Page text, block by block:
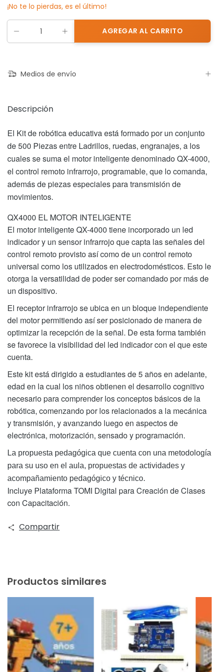
¡No te lo pierdas, es el último!
Medios de envío
Descripción
El Kit de robótica educativa está formado por un conjunto
de 500 Piezas entre Ladrillos, ruedas, engranajes, a los
cuales se suma el motor inteligente denominado QX-4000,
el control remoto infrarrojo, programable, que lo comanda,
además de piezas especiales para transmisión de
movimientos.
QX4000 EL MOTOR INTELIGENTE
El motor inteligente QX-4000 tiene incorporado un led
indicador y un sensor infrarrojo que capta las señales del
control remoto provisto así como de un control remoto
universal como los utilizados en electrodomésticos. Esto le
otorga la versatilidad de poder ser comandado por más de
un dispositivo.
El receptor infrarrojo se ubica en un bloque independiente
del motor permitiendo así ser posicionado de manera de
optimizar la recepción de la señal. De esta forma también
se favorece la visibilidad del led indicador con el que este
cuenta.
Este kit está dirigido a estudiantes de 5 años en adelante,
edad en la cual los niños obtienen el desarrollo cognitivo
necesario para comprender los conceptos básicos de la
robótica, comenzando por los relacionados a la mecánica
y transmisión, y avanzando luego en aspectos de
electrónica, motorización, sensado y programación.
La propuesta pedagógica que cuenta con una metodología
para su uso en el aula, propuestas de actividades y
acompañamiento pedagógico y técnico.
Incluye Plataforma TOMI Digital para Creación de Clases
con Capacitación.
Compartir
Productos similares